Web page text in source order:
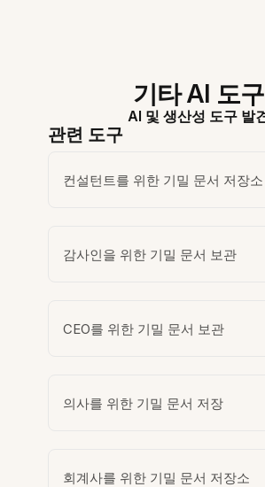
기타 AI 도구
AI 및 생산성 도구 발
관련 도구
컨설턴트를 위한 기밀 문서 저장소
감사인을 위한 기밀 문서 보관
CEO를 위한 기밀 문서 보관
의사를 위한 기밀 문서 저장
회계사를 위한 기밀 문서 저장소